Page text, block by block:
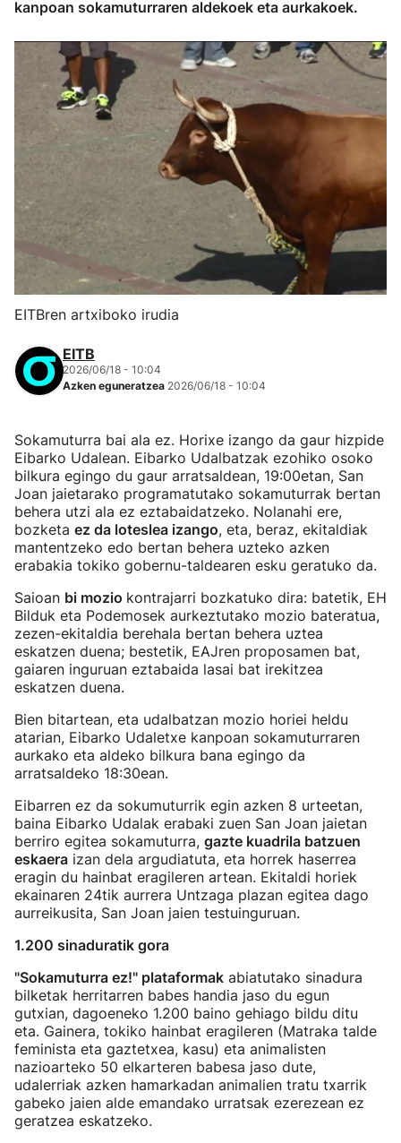
kanpoan sokamuturraren aldekoek eta aurkakoek.
EITBren artxiboko irudia
EITB
2026/06/18 - 10:04
Azken eguneratzea 2026/06/18 - 10:04
Sokamuturra bai ala ez. Horixe izango da gaur hizpide
Eibarko Udalean. Eibarko Udalbatzak ezohiko osoko
bilkura egingo du gaur arratsaldean, 19:00etan, San
Joan jaietarako programatutako sokamuturrak bertan
behera utzi ala ez eztabaidatzeko. Nolanahi ere,
bozketa ez da loteslea izango, eta, beraz, ekitaldiak
mantentzeko edo bertan behera uzteko azken
erabakia tokiko gobernu-taldearen esku geratuko da.
Saioan bi mozio kontrajarri bozkatuko dira: batetik, EH
Bilduk eta Podemosek aurkeztutako mozio bateratua,
zezen-ekitaldia berehala bertan behera uztea
eskatzen duena; bestetik, EAJren proposamen bat,
gaiaren inguruan eztabaida lasai bat irekitzea
eskatzen duena.
Bien bitartean, eta udalbatzan mozio horiei heldu
atarian, Eibarko Udaletxe kanpoan sokamuturraren
aurkako eta aldeko bilkura bana egingo da
arratsaldeko 18:30ean.
Eibarren ez da sokumuturrik egin azken 8 urteetan,
baina Eibarko Udalak erabaki zuen San Joan jaietan
berriro egitea sokamuturra, gazte kuadrila batzuen
eskaera izan dela argudiatuta, eta horrek haserrea
eragin du hainbat eragileren artean. Ekitaldi horiek
ekainaren 24tik aurrera Untzaga plazan egitea dago
aurreikusita, San Joan jaien testuinguruan.
1.200 sinaduratik gora
"Sokamuturra ez!" plataformak abiatutako sinadura
bilketak herritarren babes handia jaso du egun
gutxian, dagoeneko 1.200 baino gehiago bildu ditu
eta. Gainera, tokiko hainbat eragileren (Matraka talde
feminista eta gaztetxea, kasu) eta animalisten
nazioarteko 50 elkarteren babesa jaso dute,
udalerriak azken hamarkadan animalien tratu txarrik
gabeko jaien alde emandako urratsak ezerezean ez
geratzea eskatzeko.